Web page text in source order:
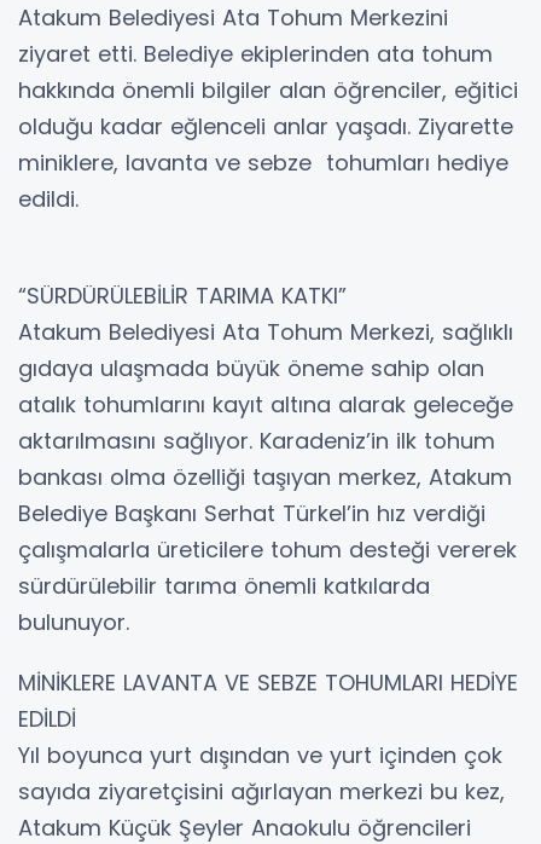
Atakum Belediyesi Ata Tohum Merkezini
ziyaret etti. Belediye ekiplerinden ata tohum
hakkında önemli bilgiler alan öğrenciler, eğitici
olduğu kadar eğlenceli anlar yaşadı. Ziyarette
miniklere, lavanta ve sebze tohumları hediye
edildi.
“SÜRDÜRÜLEBİLİR TARIMA KATKI”
Atakum Belediyesi Ata Tohum Merkezi, sağlıklı
gıdaya ulaşmada büyük öneme sahip olan
atalık tohumlarını kayıt altına alarak geleceğe
aktarılmasını sağlıyor. Karadeniz’in ilk tohum
bankası olma özelliği taşıyan merkez, Atakum
Belediye Başkanı Serhat Türkel’in hız verdiği
çalışmalarla üreticilere tohum desteği vererek
sürdürülebilir tarıma önemli katkılarda
bulunuyor.
MİNİKLERE LAVANTA VE SEBZE TOHUMLARI HEDİYE
EDİLDİ
Yıl boyunca yurt dışından ve yurt içinden çok
sayıda ziyaretçisini ağırlayan merkezi bu kez,
Atakum Küçük Şeyler Anaokulu öğrencileri